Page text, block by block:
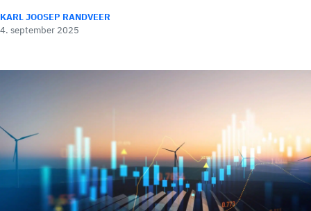
KARL JOOSEP RANDVEER
4. september 2025